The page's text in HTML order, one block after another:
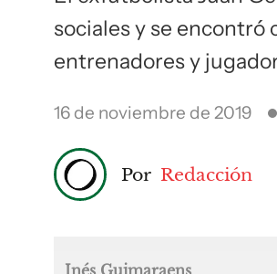
sociales y se encontró
entrenadores y
16 de noviembre de 2019
Por Redacción
Inés Guimaraens